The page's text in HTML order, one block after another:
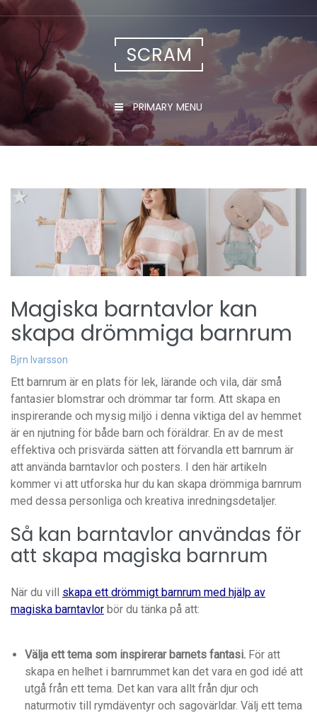
Skip
to
SCRAM
PRIMARY MENU
Magiska barntavlor kan
skapa drömmiga barnrum
Bjrn Ivarsson
Ett barnrum är en plats för lek, lärande och vila, där små
fantasier blomstrar och drömmar tar form. Att skapa en
inspirerande och mysig miljö i denna viktiga del av hemmet
är en njutning för både barn och föräldrar. En av de mest
effektiva och prisvärda sätten att förvandla ett barnrum är
att använda barntavlor och posters. I den här artikeln
kommer vi att utforska hur du kan skapa drömmiga barnrum
med dessa personliga och kreativa inredningsdetaljer.
Så kan barntavlor användas för
att skapa magiska barnrum
När du vill skapa ett drömmigt barnrum med hjälp av
magiska barntavlor bör du tänka på att:
Välja ett tema som inspirerar barnets fantasi. För att
skapa en helhet i barnrummet kan det vara en god idé att
utgå från ett tema. Det kan vara allt från djur och
naturmotiv till rymdäventyr och sagovärldar. Välj ett tema